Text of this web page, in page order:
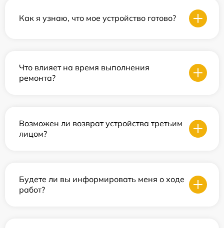
Как я узнаю, что мое устройство готово?
Что влияет на время выполнения
ремонта?
Возможен ли возврат устройства третьим
лицом?
Будете ли вы информировать меня о ходе
работ?